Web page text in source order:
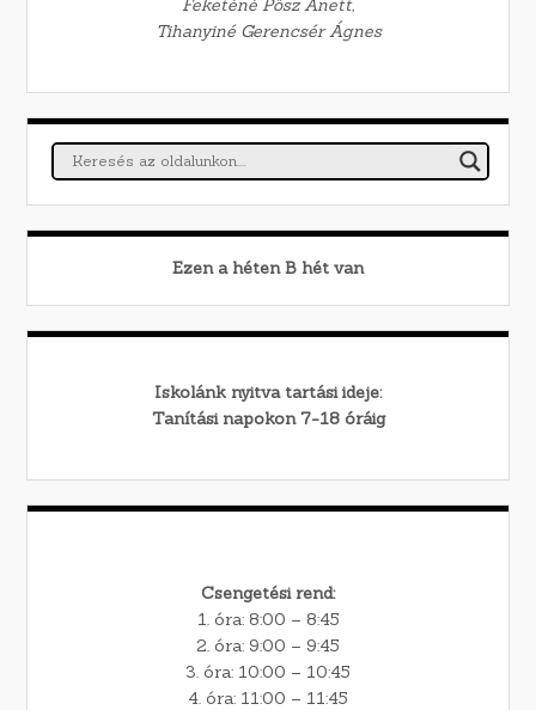
Tihanyiné Gerencsér Ágnes
Ezen a héten B hét van
Iskolánk nyitva tartási ideje:
Tanítási napokon 7-18 óráig
Csengetési rend:
1. óra: 8:00 – 8:45
2. óra: 9:00 – 9:45
3. óra: 10:00 – 10:45
4. óra: 11:00 – 11:45